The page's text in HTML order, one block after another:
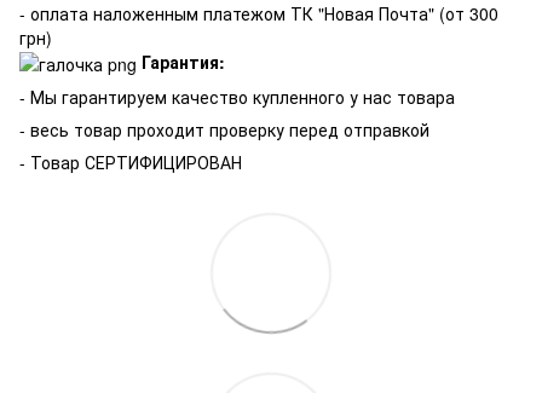
- оплата наложенным платежом ТК "Новая Почта" (от 300
грн)
Гарантия:
- Мы гарантируем качество купленного у нас товара
- весь товар проходит проверку перед отправкой
- Товар СЕРТИФИЦИРОВАН